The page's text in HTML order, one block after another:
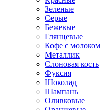
Зеленые
Серые
Бежевые
Глянцевые
Кофе с молоком
Металлик
Слоновая кость
Фуксия
Шоколад
Шампань
Оливковые